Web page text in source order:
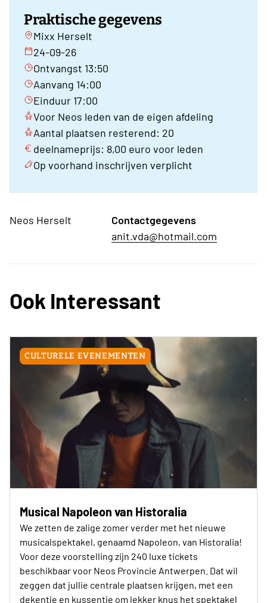
Praktische gegevens
Mixx Herselt
24-09-26
Ontvangst 13:50
Aanvang 14:00
Einduur 17:00
Voor Neos leden van de eigen afdeling
Aantal plaatsen resterend: 20
deelnameprijs: 8,00 euro voor leden
Op voorhand inschrijven verplicht
Neos Herselt
Contactgegevens
anit.vda@hotmail.com
Ook Interessant
CULTURELE EVENEMENTEN
Musical Napoleon van Historalia
We zetten de zalige zomer verder met het nieuwe
musicalspektakel, genaamd Napoleon, van Historalia!
Voor deze voorstelling zijn 240 luxe tickets
beschikbaar voor Neos Provincie Antwerpen. Dat wil
zeggen dat jullie centrale plaatsen krijgen, met een
dekentje en kussentje om lekker knus het spektakel